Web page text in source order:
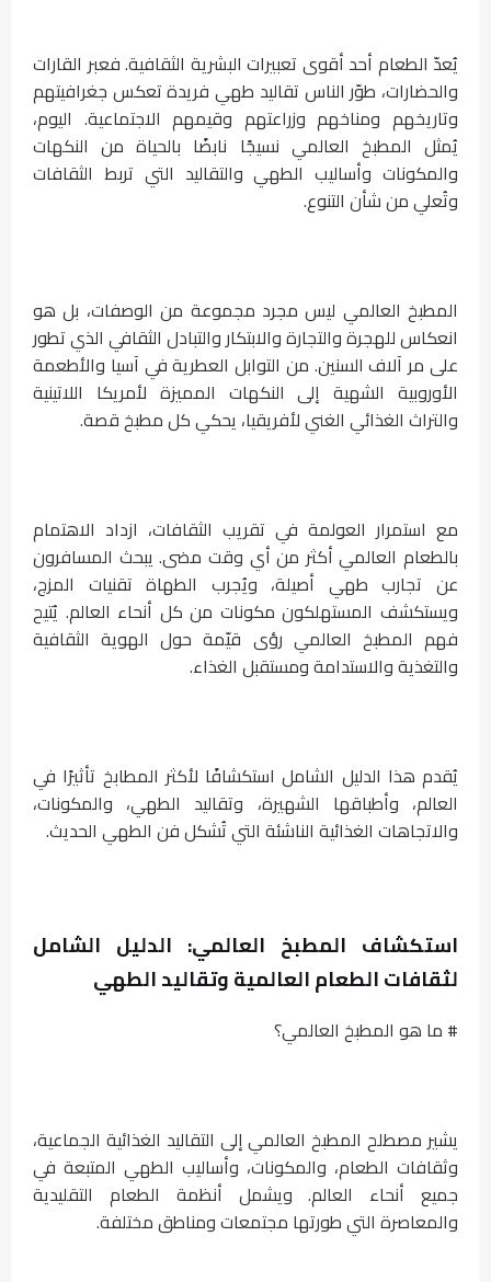
يُعدّ الطعام أحد أقوى تعبيرات البشرية الثقافية. فعبر القارات
والحضارات، طوّر الناس تقاليد طهي فريدة تعكس جغرافيتهم
وتاريخهم ومناخهم وزراعتهم وقيمهم الاجتماعية. اليوم،
يُمثل المطبخ العالمي نسيجًا نابضًا بالحياة من النكهات
والمكونات وأساليب الطهي والتقاليد التي تربط الثقافات
وتُعلي من شأن التنوع.
المطبخ العالمي ليس مجرد مجموعة من الوصفات، بل هو
انعكاس للهجرة والتجارة والابتكار والتبادل الثقافي الذي تطور
على مر آلاف السنين. من التوابل العطرية في آسيا والأطعمة
الأوروبية الشهية إلى النكهات المميزة لأمريكا اللاتينية
والتراث الغذائي الغني لأفريقيا، يحكي كل مطبخ قصة.
مع استمرار العولمة في تقريب الثقافات، ازداد الاهتمام
بالطعام العالمي أكثر من أي وقت مضى. يبحث المسافرون
عن تجارب طهي أصيلة، ويُجرب الطهاة تقنيات المزج،
ويستكشف المستهلكون مكونات من كل أنحاء العالم. يُتيح
فهم المطبخ العالمي رؤى قيّمة حول الهوية الثقافية
والتغذية والاستدامة ومستقبل الغذاء.
يُقدم هذا الدليل الشامل استكشافًا لأكثر المطابخ تأثيرًا في
العالم، وأطباقها الشهيرة، وتقاليد الطهي، والمكونات،
والاتجاهات الغذائية الناشئة التي تُشكل فن الطهي الحديث.
استكشاف المطبخ العالمي: الدليل الشامل
لثقافات الطعام العالمية وتقاليد الطهي
# ما هو المطبخ العالمي؟
يشير مصطلح المطبخ العالمي إلى التقاليد الغذائية الجماعية،
وثقافات الطعام، والمكونات، وأساليب الطهي المتبعة في
جميع أنحاء العالم. ويشمل أنظمة الطعام التقليدية
والمعاصرة التي طورتها مجتمعات ومناطق مختلفة.